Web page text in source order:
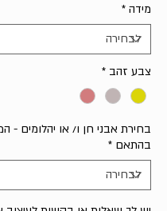
מידה *
צבע זהב *
בחירת אבני חן ו/ או יהלומים -
בהתאם *